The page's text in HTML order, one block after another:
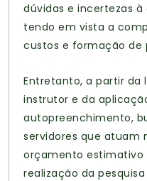
dúvidas e incertezas
tendo em vista a
custos e formação de
Entretanto, a partir da
instrutor e da
autopreenchimento,
servidores que atuam
orçamento estimativo
realização da